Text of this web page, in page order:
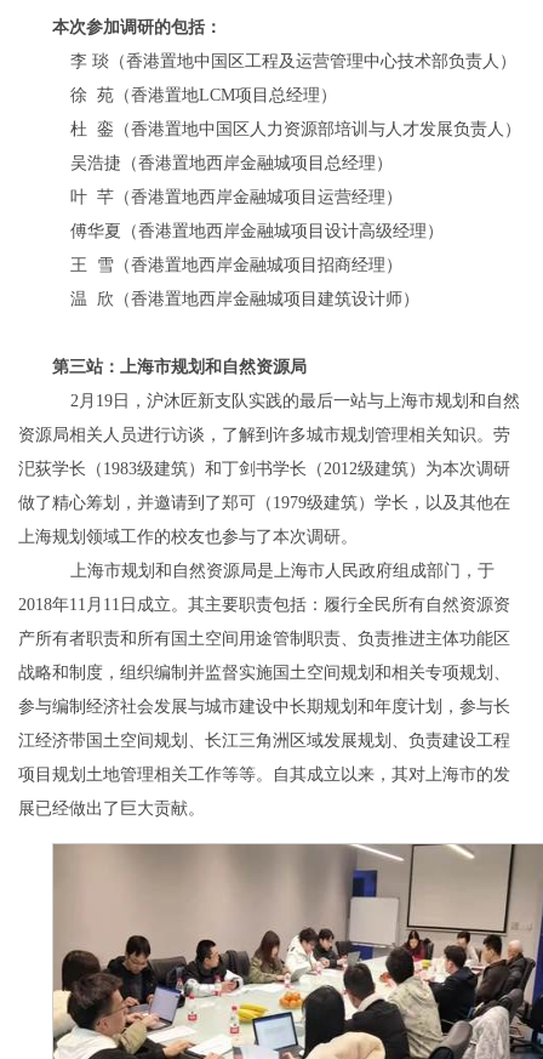
本次参加调研的包括：
李 琰（香港置地中国区工程及运营管理中心技术部负责人）
徐 苑（香港置地LCM项目总经理）
杜 銮（香港置地中国区人力资源部培训与人才发展负责人）
吴浩捷（香港置地西岸金融城项目总经理）
叶 芊（香港置地西岸金融城项目运营经理）
傅华夏（香港置地西岸金融城项目设计高级经理）
王 雪（香港置地西岸金融城项目招商经理）
温 欣（香港置地西岸金融城项目建筑设计师）
第三站：上海市规划和自然资源局
2月 19 日，沪沐匠新支队实践的最后一站与上海市规划和自然
资源局相关人员进行访谈，了解到许多城市规划管理相关知识。劳
汜荻学长（ 1983级建筑）和丁剑书学长（2012级建筑）为本次调研
做了精心筹划，并邀请到了郑可（ 1979级建筑）学长，以及其他在
上海规划领域工作的校友也参与了本次调研。
上海市规划和自然资源局是上海市人民政府组成部门，于
2018年11 月 11 日成立。其主要职责包括：履行全民所有自然资源资
产所有者职责和所有国土空间用途管制职责、负责推进主体功能区
战略和制度，组织编制并监督实施国土空间规划和相关专项规划、
参与编制经济社会发展与城市建设中长期规划和年度计划，参与长
江经济带国土空间规划、长江三角洲区域发展规划、负责建设工程
项目规划土地管理相关工作等等。自其成立以来，其对上海市的发
展已经做出了巨大贡献。